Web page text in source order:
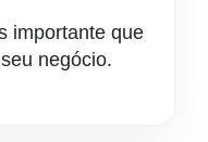
importante que
negócio.